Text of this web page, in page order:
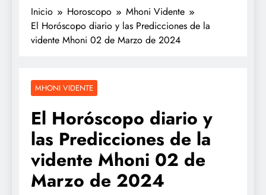
Inicio Horoscopo
Mhoni Vidente
El Horóscopo diario y las Predicciones de la
vidente Mhoni 02 de Marzo de 2024
MHONI VIDENTE
El Horóscopo diario y
las Predicciones de la
vidente Mhoni 02 de
Marzo de 2024